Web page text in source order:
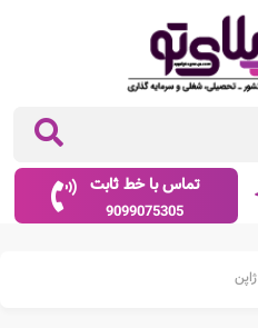
تماس با خط ثابت
9099075305